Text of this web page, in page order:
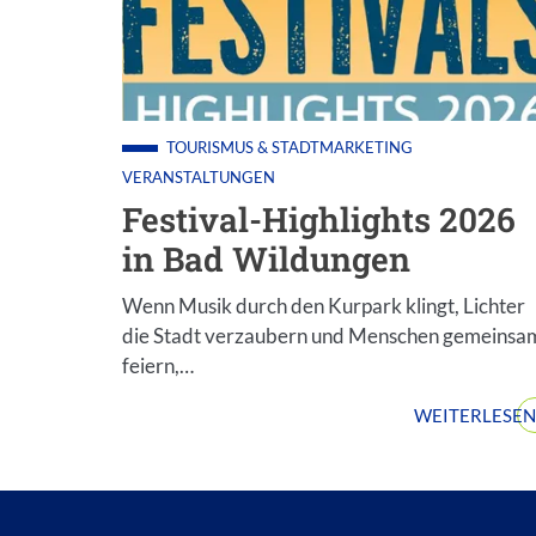
Festival-Highlights 2026
in Bad Wildungen
TOURISMUS & STADTMARKETING
VERANSTALTUNGEN
Wenn Musik durch den Kurpark klingt, Lichter
die Stadt verzaubern und Menschen
feiern,…
WEITERLESEN